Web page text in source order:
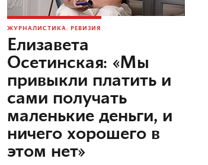
ЖУРНАЛИСТИКА: РЕВИЗИЯ
Елизавета
Осетинская: «Мы
привыкли платить и
сами получать
маленькие деньги, и
ничего хорошего в
этом нет»